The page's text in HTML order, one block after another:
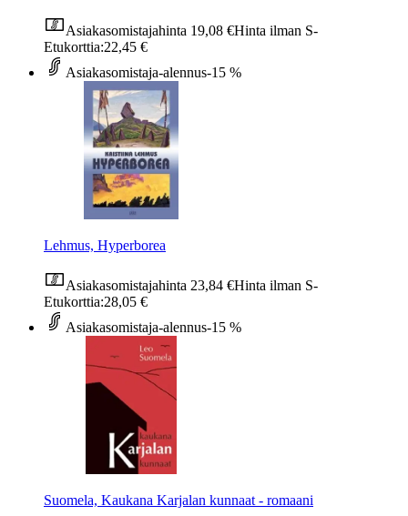
Asiakasomistajahinta 19,08 €Hinta ilman S-
Etukorttia:22,45 €
Asiakasomistaja-alennus-15 %
Lehmus, Hyperborea
Asiakasomistajahinta 23,84 €Hinta ilman S-
Etukorttia:28,05 €
Asiakasomistaja-alennus-15 %
Suomela, Kaukana Karjalan kunnaat - romaani